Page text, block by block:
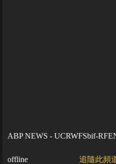
ABP NEWS - UCRWFSbif-
offline 追隨此頻